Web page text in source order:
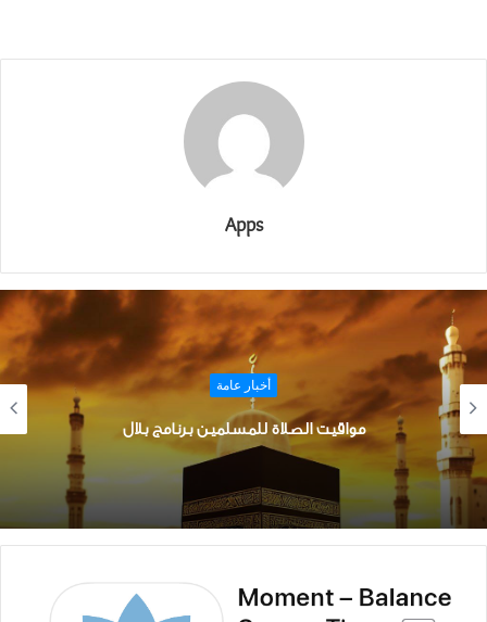
Apps
أخبار عامة
الصلاة للمسلمين برنامج بلال